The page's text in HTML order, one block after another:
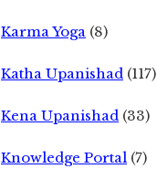
Karma Yoga (8)
Katha Upanishad (117)
Kena Upanishad (33)
Knowledge Portal (7)